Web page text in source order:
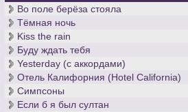
Во поле берёза стояла
Тёмная ночь
Kiss the rain
Буду ждать тебя
Yesterday (с аккордами)
Отель Калифорния (Hotel California)
Симпсоны
Если б я был султан